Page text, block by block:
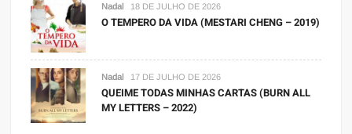
Nadal 18 DE JULHO DE 2026
O TEMPERO DA VIDA (MESTARI CHENG – 2019)
Nadal 17 DE JULHO DE 2026
QUEIME TODAS MINHAS CARTAS (BURN ALL
MY LETTERS – 2022)